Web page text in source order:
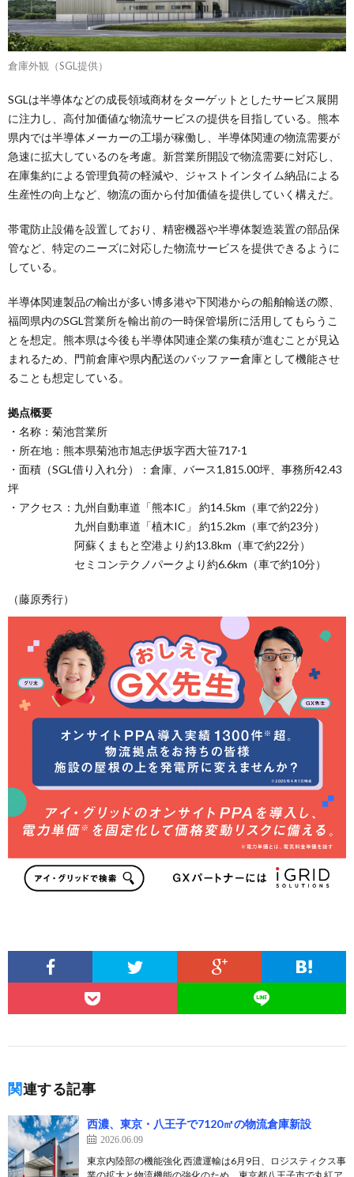
倉庫外観（SGL提供）
SGLは半導体などの成長領域商材をターゲットとしたサービス展開
に注力し、高付加価値な物流サービスの提供を目指している。熊本
県内では半導体メーカーの工場が稼働し、半導体関連の物流需要が
急速に拡大しているのを考慮。新営業所開設で物流需要に対応し、
在庫集約による管理負荷の軽減や、ジャストインタイム納品による
生産性の向上など、物流の面から付加価値を提供していく構えだ。
帯電防止設備を設置しており、精密機器や半導体製造装置の部品保
管など、特定のニーズに対応した物流サービスを提供できるように
している。
半導体関連製品の輸出が多い博多港や下関港からの船舶輸送の際、
福岡県内のSGL営業所を輸出前の一時保管場所に活用してもらうこ
とを想定。熊本県は今後も半導体関連企業の集積が進むことが見込
まれるため、門前倉庫や県内配送のバッファー倉庫として機能させ
ることも想定している。
拠点概要
・名称：菊池営業所
・所在地：熊本県菊池市旭志伊坂字西大笹717-1
・面積（SGL借り入れ分）：倉庫、バース1,815.00坪、事務所42.43
坪
・アクセス：九州自動車道「熊本IC」 約14.5km（車で約22分）
九州自動車道「植木IC」 約15.2km（車で約23分）
阿蘇くまもと空港より約13.8km（車で約22分）
セミコンテクノパークより約6.6km（車で約10分）
（藤原秀行）
関連する記事
西濃、東京・八王子で7120㎡の物流倉庫新設
2026.06.09
東京内陸部の機能強化 西濃運輸は6月9日、ロジスティクス事